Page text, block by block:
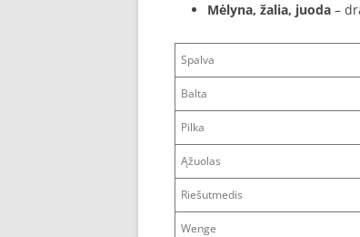
Mėlyna, žalia, juoda –
Spalva
Balta
Pilka
Ąžuolas
Riešutmedis
Wenge